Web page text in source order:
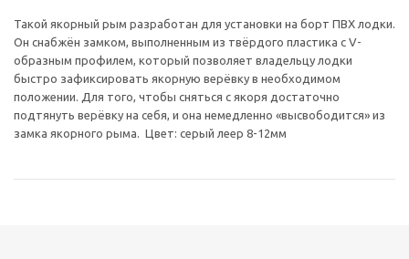
Такой якорный рым разработан для установки на борт ПВХ лодки.
Он снабжён замком, выполненным из твёрдого пластика с V-
образным профилем, который позволяет владельцу лодки
быстро зафиксировать якорную верёвку в необходимом
положении. Для того, чтобы сняться с якоря достаточно
подтянуть верёвку на себя, и она немедленно «высвободится» из
замка якорного рыма. Цвет: серый леер 8-12мм